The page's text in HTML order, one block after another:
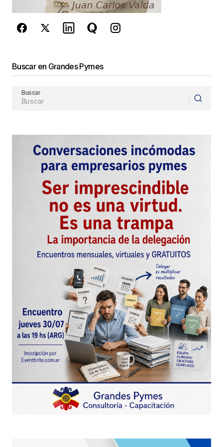
de Googlese aplican.
Buscar en Grandes Pymes
Buscar